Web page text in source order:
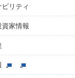
リティ
家情報